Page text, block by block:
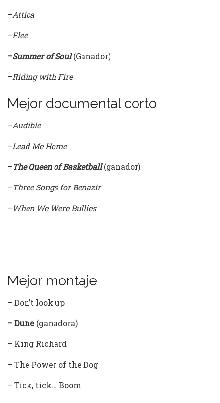
–Attica
–Flee
–Summer of Soul(Ganador)
–Riding with Fire
Mejor documental corto
–Audible
–Lead Me Home
–The Queen of Basketball(ganador)
–Three Songs for Benazir
–When We Were Bullies
Mejor montaje
– Don’t look up
– Dune (ganadora)
– King Richard
– The Power of the Dog
– Tick, tick… Boom!